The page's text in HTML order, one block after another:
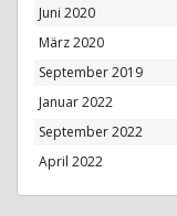
Juni 2020
März 2020
September 2019
Januar 2022
September 2022
April 2022